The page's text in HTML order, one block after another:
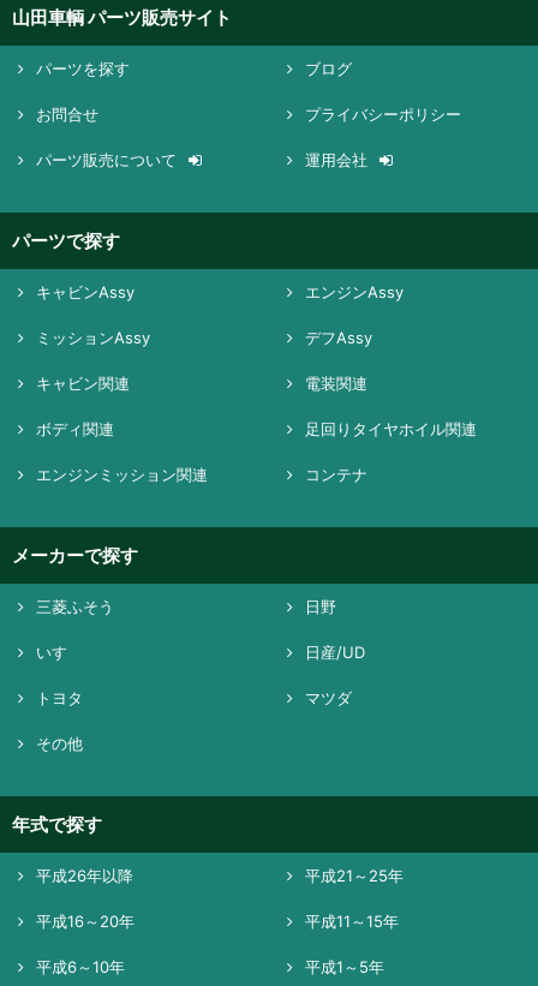
山田車輌 パーツ販売サイト
パーツを探す ブログ
お問合せ プライバシーポリシー
パーツ販売について 運用会社
パーツで探す
キャビンAssy エンジンAssy
ミッションAssy デフAssy
キャビン関連 電装関連
ボディ関連 足回りタイヤホイル関連
エンジンミッション関連 コンテナ
メーカーで探す
三菱ふそう 日野
いすゞ 日産/UD
トヨタ マツダ
その他
年式で探す
平成26年以降 平成21～25年
平成16～20年 平成11～15年
平成6～10年 平成1～5年